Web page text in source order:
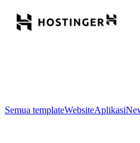
Semua templateWebsiteAplikasi